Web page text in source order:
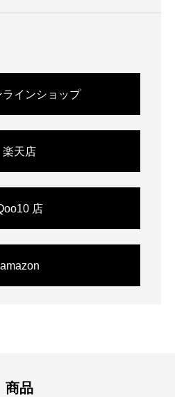
ラインショップ
楽天店
店
amazon
商品